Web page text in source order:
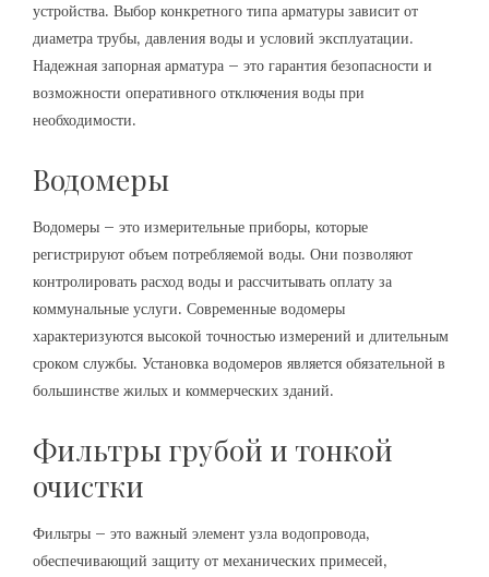
устройства. Выбор конкретного типа арматуры зависит от
диаметра трубы‚ давления воды и условий эксплуатации.
Надежная запорная арматура – это гарантия безопасности и
возможности оперативного отключения воды при
необходимости.
Водомеры
Водомеры – это измерительные приборы‚ которые
регистрируют объем потребляемой воды. Они позволяют
контролировать расход воды и рассчитывать оплату за
коммунальные услуги. Современные водомеры
характеризуются высокой точностью измерений и длительным
сроком службы. Установка водомеров является обязательной в
большинстве жилых и коммерческих зданий.
Фильтры грубой и тонкой
очистки
Фильтры – это важный элемент узла водопровода‚
обеспечивающий защиту от механических примесей‚